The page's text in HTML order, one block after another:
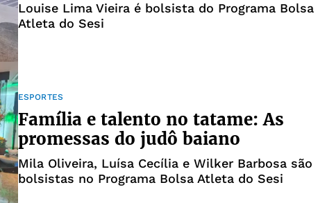
Louise Lima Vieira é bolsista do Programa Bolsa
Atleta do Sesi
ESPORTES
Família e talento no tatame: As
promessas do judô baiano
Mila Oliveira, Luísa Cecília e Wilker Barbosa são
bolsistas no Programa Bolsa Atleta do Sesi